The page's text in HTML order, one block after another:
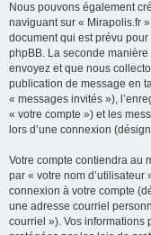
Nous pouvons également
naviguant sur « Mirapolis.fr
document qui est prévu
phpBB. La seconde
envoyez et que nous
publication de message en
« messages invités »),
« votre compte ») et les
lors d’une connexion
Votre compte contiendra au
par « votre nom
connexion à votre compte
une adresse courriel
courriel »). Vos informations